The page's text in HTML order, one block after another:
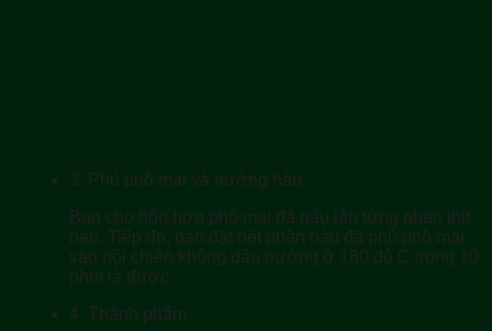
3. Phủ phô mai và nướng hàu
Bạn cho hỗn hợp phô mai đã nấu lên từng phần thịt
hàu. Tiếp đó, bạn đặt hết phần hàu đã phủ phô mai
vào nồi chiên không dầu nướng ở 180 độ C trong 10
phút là được.
4. Thành phẩm